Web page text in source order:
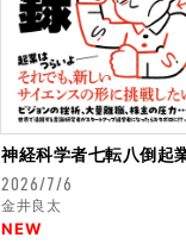
神経科学者七転八倒起
2026/7/6
金井良太
NEW